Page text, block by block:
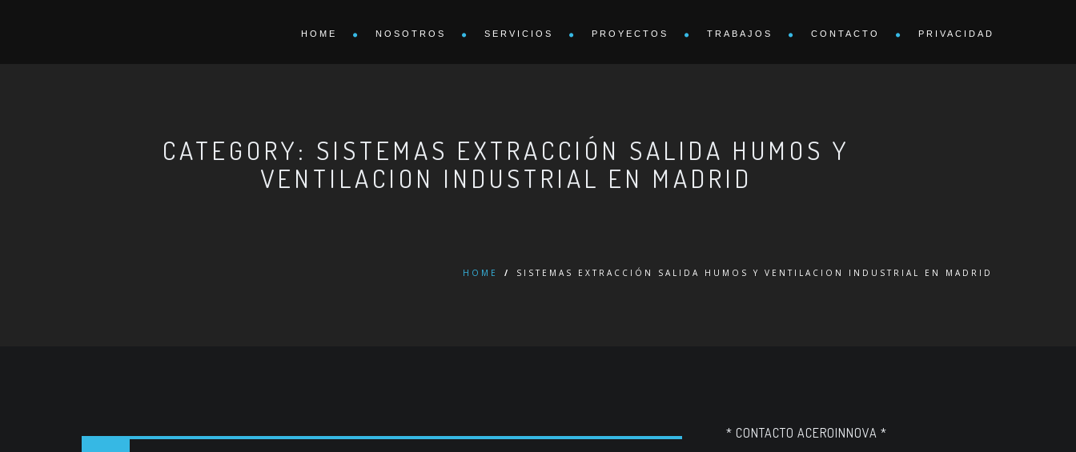
HOME NOSOTROS SERVICIOS PROYECTOS TRABAJOS CONTACTO PRIVACIDAD
CATEGORY: SISTEMAS EXTRACCIÓN SALIDA HUMOS Y
VENTILACION INDUSTRIAL EN MADRID
HOME / SISTEMAS EXTRACCIÓN SALIDA HUMOS Y VENTILACION INDUSTRIAL EN MADRID
* CONTACTO ACEROINNOVA *